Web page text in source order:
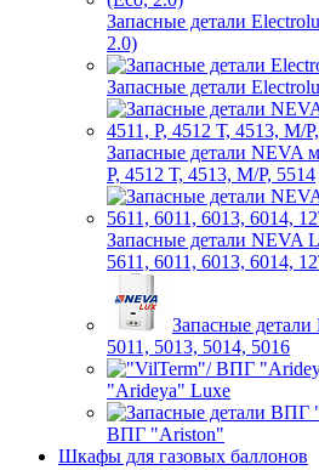
Запасные детали
2.0)
Запасные детали
Запасные детали NEVA
P, 4512 Т, 4513, М/Р, 5514
Запасные детали NEVA
5611, 6011, 6013, 6014,
Запасные
5011, 5013, 5014, 5016
"Arideya" Luxe
ВПГ "Ariston"
Шкафы для газовых баллонов